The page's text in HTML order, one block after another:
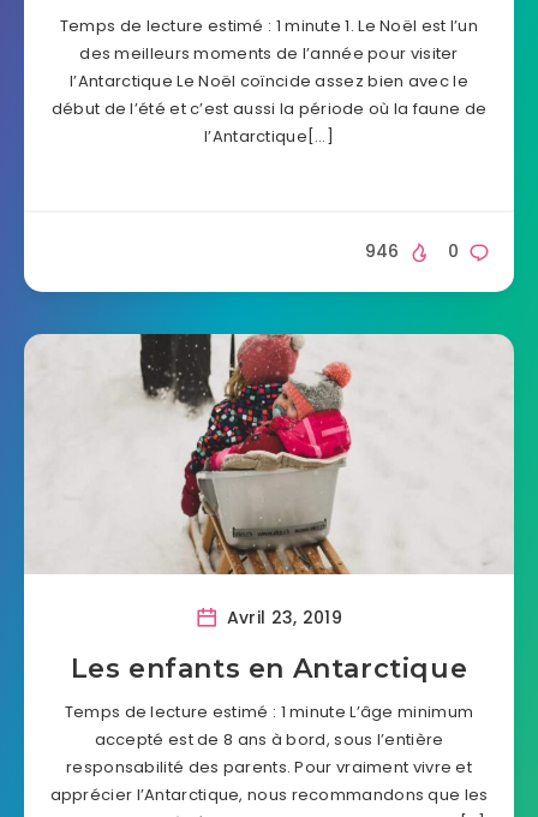
Temps de lecture estimé : 1 minute 1. Le Noël est l’un
des meilleurs moments de l’année pour visiter
l’Antarctique Le Noël coïncide assez bien avec le
début de l’été et c’est aussi la période où la faune de
l’Antarctique[…]
0
946
Avril 23, 2019
Les enfants en Antarctique
Temps de lecture estimé : 1 minute L’âge minimum
accepté est de 8 ans à bord, sous l’entière
responsabilité des parents. Pour vraiment vivre et
apprécier l’Antarctique, nous recommandons que les